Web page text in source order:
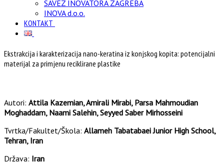
SAVEZ INOVATORA ZAGREBA
INOVA d.o.o.
KONTAKT
Ekstrakcija i karakterizacija nano-keratina iz konjskog kopita: potencijalni
materijal za primjenu reciklirane plastike
Autori: Attila Kazemian, Amirali Mirabi, Parsa Mahmoudian
Moghaddam, Naami Salehin, Seyyed Saber Mirhosseini
Tvrtka/Fakultet/Škola: Allameh Tabatabaei Junior High School,
Tehran, Iran
Država: Iran